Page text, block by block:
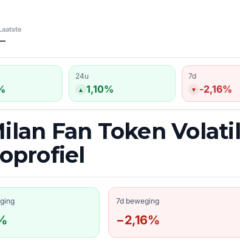
24u
1,10%
7d
-2,16%
Fan Token
7d beweging
−2,16%